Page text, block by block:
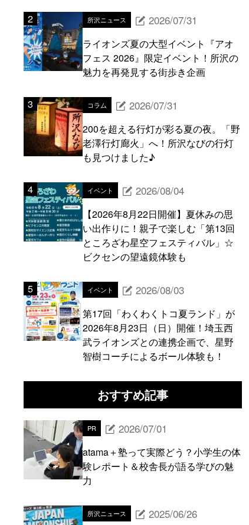
所沢ニュース 2026/07/31
ライオンズ夏の大型イベント『アオ
フェス 2026』限定イベント！所沢の
魅力を再発見する街歩き企画
コラム 2026/07/31
200を超える行灯が彩る夏の夜。「野
老澤行灯廊火」へ！所沢なびの行灯
も見つけました♪
イベント 2026/08/04
【2026年8月22日開催】夏休みの思
い出作りに！親子で楽しむ「第13回
ところざわ星空フェスティバル」☆
ビクセンの望遠鏡体験も
イベント 2026/08/03
第17回「わくわくトコ夏ランド」が
2026年8月23日（日）開催！埼玉西
武ライオンズとの連携企画で、星野
智樹コーチによるボール体験も！
おすすめ記事
PR 2026/07/01
atama＋塾って実際どう？小学生の体
験レポート＆校舎長が語る学びの魅
力
所沢ニュース 2025/06/26